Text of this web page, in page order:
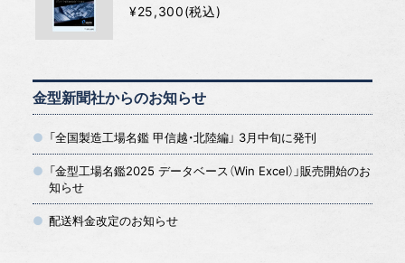
¥25,300(税込)
金型新聞社からのお知らせ
「全国製造工場名鑑 甲信越・北陸編」 3月中旬に発刊
「金型工場名鑑2025 データベース（Win Excel）」販売開始のお
知らせ
配送料金改定のお知らせ